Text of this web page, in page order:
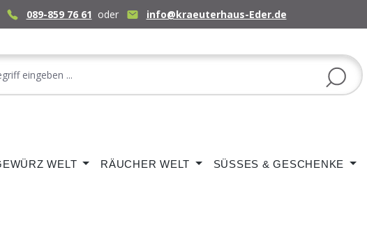
089-859 76 61 oder info@kraeuterhaus-Eder.de
WELT RÄUCHER WELT SÜSSES & GESCHENKE